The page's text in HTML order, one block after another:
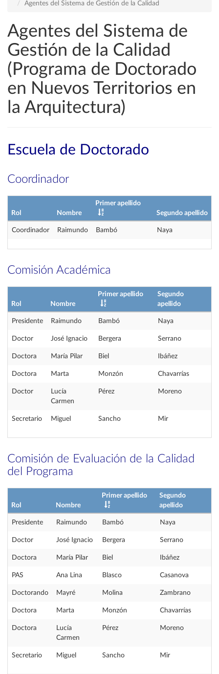
Agentes del Sistema de Gestión de la Calidad
Agentes del Sistema de
Gestión de la Calidad
(Programa de Doctorado
en Nuevos Territorios en
la Arquitectura)
Escuela de Doctorado
Coordinador
Rol Nombre
Primer apellido
Segundo apellido
Coordinador Raimundo Bambó Naya
Comisión Académica
Rol Nombre
Primer apellido
Segundo
apellido
Presidente Raimundo Bambó Naya
Doctor José Ignacio Bergera Serrano
Doctora María Pilar Biel Ibáñez
Doctora Marta Monzón Chavarrías
Doctor
Lucía
Carmen
Pérez Moreno
Secretario Miguel Sancho Mir
Comisión de Evaluación de la Calidad
del Programa
Rol Nombre
Primer apellido
Segundo
apellido
Presidente Raimundo Bambó Naya
Doctor José Ignacio Bergera Serrano
Doctora María Pilar Biel Ibáñez
PAS Ana Lina Blasco Casanova
Doctorando Mayré Molina Zambrano
Doctora Marta Monzón Chavarrías
Doctora
Lucía
Carmen
Pérez Moreno
Secretario Miguel Sancho Mir